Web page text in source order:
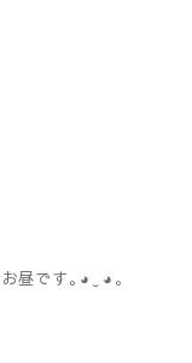
お昼です｡⁠◕⁠‿⁠◕⁠｡